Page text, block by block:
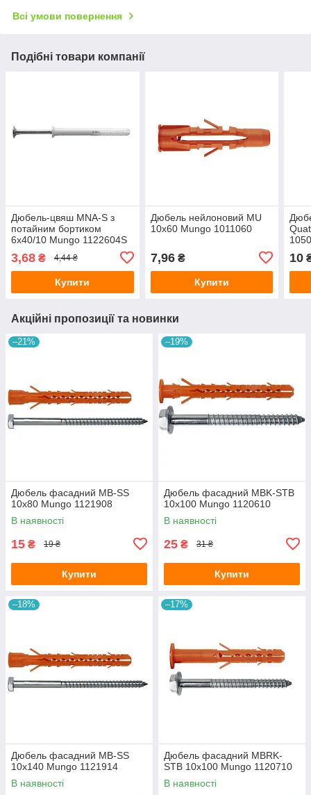
Всі умови повернення
Подібні товари компанії
Дюбель-цвяш MNA-S з
потайним бортиком
6x40/10 Mungo 1122604S
3,68 ₴ 4,44 ₴
Купити
Дюбель нейлоновий MU
10x60 Mungo 1011060
7,96₴
Купити
10
Акційні пропозиції та новинки
–21%
Дюбель фасадний MB-SS
10х80 Mungo 1121908
В наявності
15 ₴ 19 ₴
Купити
–19%
Дюбель фасадний MBK-STB
10х100 Mungo 1120610
В наявності
25 ₴ 31 ₴
Купити
–18%
Дюбель фасадний MB-SS
10х140 Mungo 1121914
В наявності
–17%
Дюбель фасадний MBRK-
STB 10х100 Mungo 1120710
В наявності